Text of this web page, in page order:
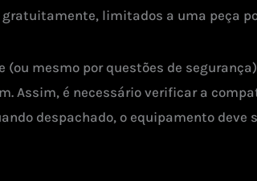
limitados a uma peça
(ou mesmo por questões de
Assim, é necessário verificar a
despachado, o equipamento